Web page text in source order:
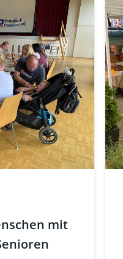
mit